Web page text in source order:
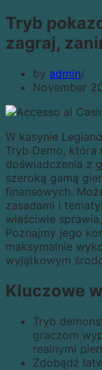
Tryb
zagraj,
by admin
November
W kasynie
Tryb Demo, która
doświadczenia z
szeroką gamą
finansowych.
zasadami i
właściwie
Poznajmy jego
maksymalnie
wyjątkowym
Kluczowe
Tryb
graczom
realnymi
Zdobądź